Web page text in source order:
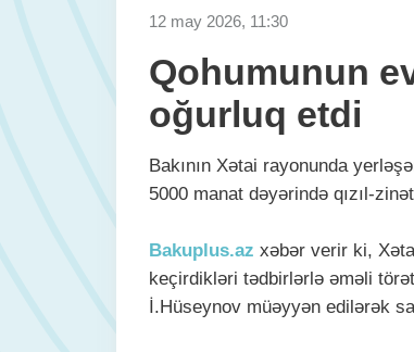
12 may 2026, 11:30
Qohumunun
oğurluq etdi
Bakının Xətai rayonunda
5000 manat dəyərində qızıl-
Bakuplus.az xəbər verir ki,
keçirdikləri tədbirlərlə əməli
İ.Hüseynov müəyyən edilərək